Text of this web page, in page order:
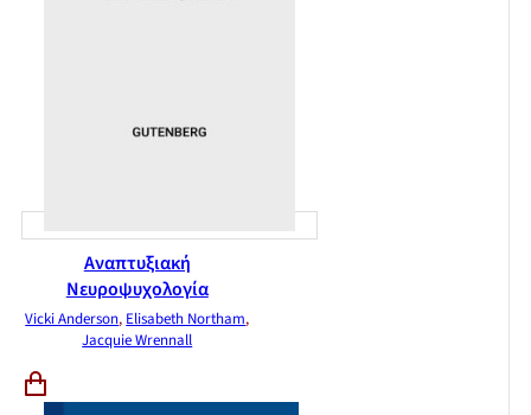
Αναπτυξιακή
Νευροψυχολογία
Vicki Anderson, Elisabeth Northam,
Jacquie Wrennall